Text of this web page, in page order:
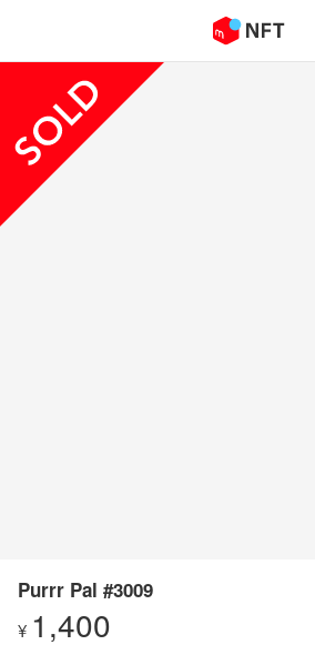
Purrr Pal #3009
¥ 1,400